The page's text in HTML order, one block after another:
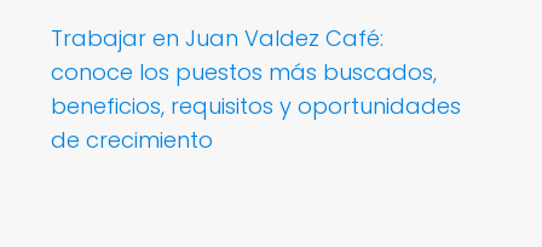
Trabajar en Juan Valdez Café:
conoce los puestos más buscados,
beneficios, requisitos y oportunidades
de crecimiento